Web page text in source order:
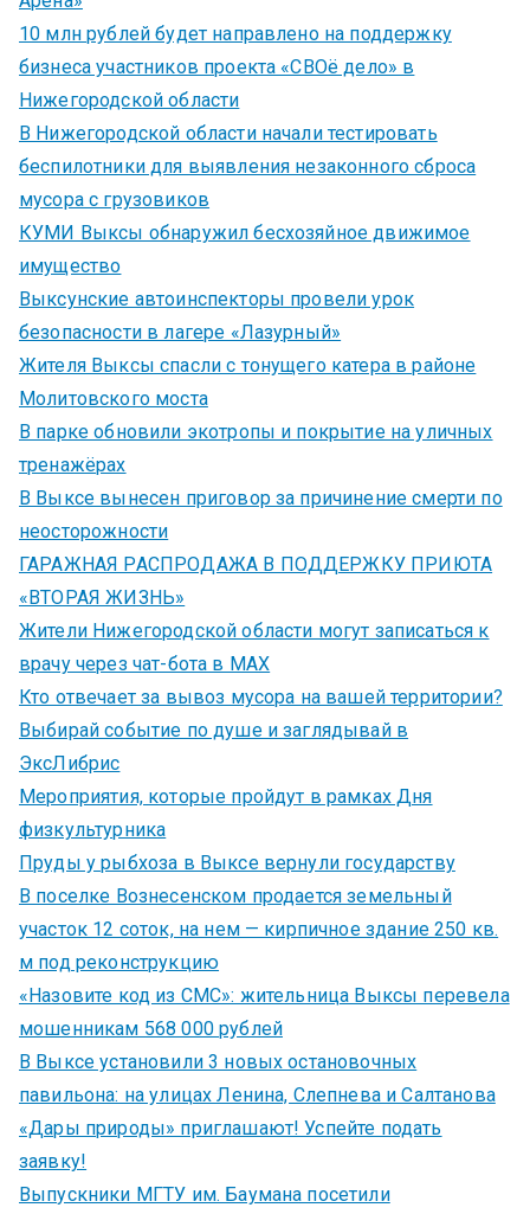
10 млн рублей будет направлено на поддержку
бизнеса участников проекта «СВОё дело» в
Нижегородской области
В Нижегородской области начали тестировать
беспилотники для выявления незаконного сброса
мусора с грузовиков
КУМИ Выксы обнаружил бесхозяйное движимое
имущество
Выксунские автоинспекторы провели урок
безопасности в лагере «Лазурный»
Жителя Выксы спасли с тонущего катера в районе
Молитовского моста
В парке обновили экотропы и покрытие на уличных
тренажёрах
В Выксе вынесен приговор за причинение смерти по
неосторожности
ГАРАЖНАЯ РАСПРОДАЖА В ПОДДЕРЖКУ ПРИЮТА
«ВТОРАЯ ЖИЗНЬ»
Жители Нижегородской области могут записаться к
врачу через чат-бота в MAX
Кто отвечает за вывоз мусора на вашей территории?
Выбирай событие по душе и заглядывай в
ЭксЛибрис
Мероприятия, которые пройдут в рамках Дня
физкультурника
Пруды у рыбхоза в Выксе вернули государству
В поселке Вознесенском продается земельный
участок 12 соток, на нем — кирпичное здание 250 кв.
м под реконструкцию
«Назовите код из СМС»: жительница Выксы перевела
мошенникам 568 000 рублей
В Выксе установили 3 новых остановочных
павильона: на улицах Ленина, Слепнева и Салтанова
«Дары природы» приглашают! Успейте подать
заявку!
Выпускники МГТУ им. Баумана посетили